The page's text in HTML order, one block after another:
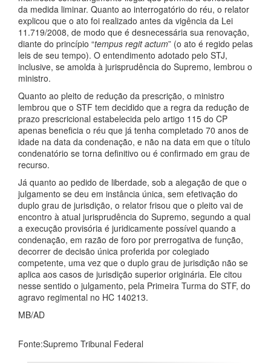
da medida liminar. Quanto ao interrogatório do réu, o relator
explicou que o ato foi realizado antes da vigência da Lei
11.719/2008, de modo que é desnecessária sua renovação,
diante do princípio “tempus regit actum” (o ato é regido pelas
leis de seu tempo). O entendimento adotado pelo STJ,
inclusive, se amolda à jurisprudência do Supremo, lembrou o
ministro.
Quanto ao pleito de redução da prescrição, o ministro
lembrou que o STF tem decidido que a regra da redução de
prazo prescricional estabelecida pelo artigo 115 do CP
apenas beneficia o réu que já tenha completado 70 anos de
idade na data da condenação, e não na data em que o título
condenatório se torna definitivo ou é confirmado em grau de
recurso.
Já quanto ao pedido de liberdade, sob a alegação de que o
julgamento se deu em instância única, sem efetivação do
duplo grau de jurisdição, o relator frisou que o pleito vai de
encontro à atual jurisprudência do Supremo, segundo a qual
a execução provisória é juridicamente possível quando a
condenação, em razão de foro por prerrogativa de função,
decorrer de decisão única proferida por colegiado
competente, uma vez que o duplo grau de jurisdição não se
aplica aos casos de jurisdição superior originária. Ele citou
nesse sentido o julgamento, pela Primeira Turma do STF, do
agravo regimental no HC 140213.
MB/AD
Fonte:Supremo Tribunal Federal